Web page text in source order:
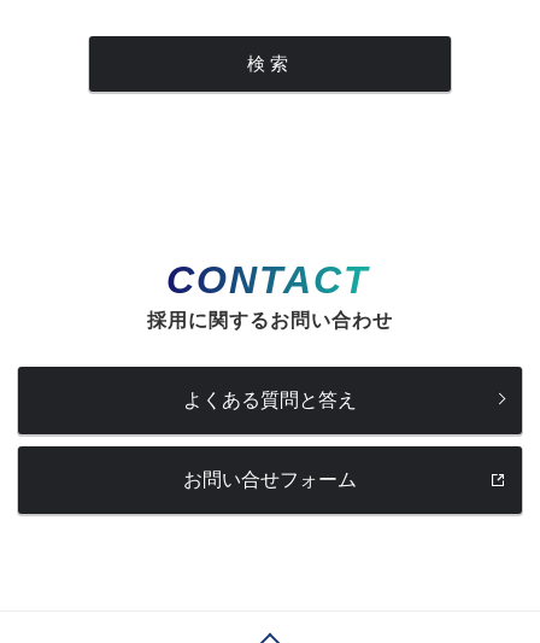
CONTACT
採用に関するお問い合わせ
よくある質問と答え
お問い合せフォーム